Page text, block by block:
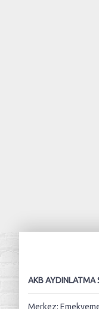
AKB AYDINLATMA
Merkez: